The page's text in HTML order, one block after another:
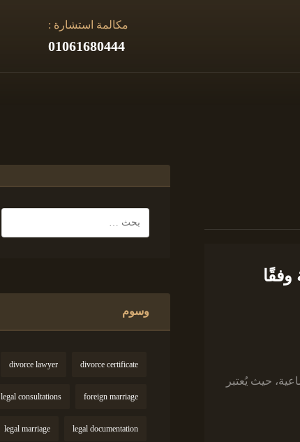
مكالمة استشارة :
01061680444
حيث يُعتبر
وسوم
divorce certificate
divorce lawyer
foreign marriage
legal consultations
legal documentation
legal marriage